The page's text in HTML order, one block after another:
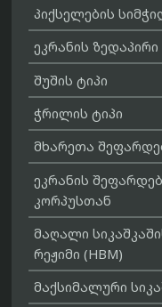
პიქსელების
ეკრანის ზედაპირი
შუშის ტიპი
ჭრილის ტიპი
მხარეთა
ეკრანის
კორპუსთან
მაღალი
რეჟიმი (HBM)
მაქსიმალური